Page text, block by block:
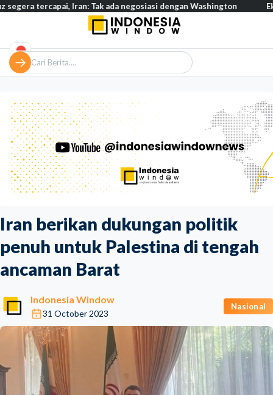
Iran berikan dukungan politik
penuh untuk Palestina di tengah
ancaman Barat
Indonesia Window
31 October 2023
Nasional
Iran: Tak ada negosiasi dengan Washington Eksodus